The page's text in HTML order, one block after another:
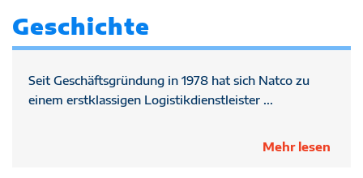
Geschichte
Seit Geschäftsgründung in 1978 hat sich Natco zu
einem erstklassigen Logistikdienstleister ...
Mehr lesen